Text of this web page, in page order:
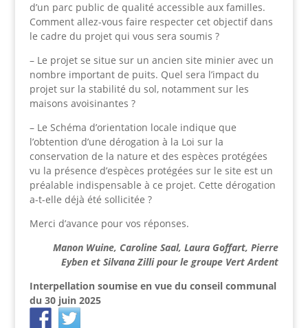
d’un parc public de qualité accessible aux familles.
Comment allez-vous faire respecter cet objectif dans
le cadre du projet qui vous sera soumis ?
– Le projet se situe sur un ancien site minier avec un
nombre important de puits. Quel sera l’impact du
projet sur la stabilité du sol, notamment sur les
maisons avoisinantes ?
– Le Schéma d’orientation locale indique que
l’obtention d’une dérogation à la Loi sur la
conservation de la nature et des espèces protégées
vu la présence d’espèces protégées sur le site est un
préalable indispensable à ce projet. Cette dérogation
a-t-elle déjà été sollicitée ?
Merci d’avance pour vos réponses.
Manon Wuine, Caroline Saal, Laura Goffart, Pierre
Eyben et Silvana Zilli pour le groupe Vert Ardent
Interpellation soumise en vue du conseil communal
du 30 juin 2025